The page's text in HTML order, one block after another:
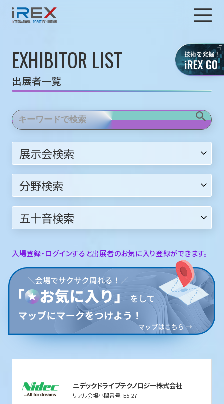
EXHIBITOR LIST
出展者一覧
入場登録・ログインすると出展者のお気に入り登録ができます。
ニデックドライブテクノロジー株式会社
リアル会場小間番号: E5-27